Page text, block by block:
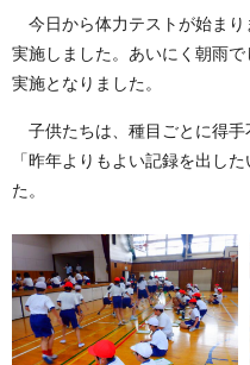
今日から体力テストが始ま
実施しました。あいにく朝雨
実施となりました。
子供たちは、種目ごとに得手
「昨年よりもよい記録を出し
た。